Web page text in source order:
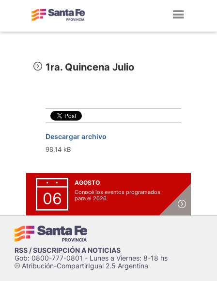
1ra. Quincena Julio
Descargar archivo
98,14 kB
06
AGOSTO
Conocé los eventos programados
para el 2026
RSS / SUSCRIPCIÓN A NOTICIAS
Gob: 0800-777-0801 - Lunes a Viernes: 8-18 hs
cAtribución-CompartirIgual 2.5 Argentina